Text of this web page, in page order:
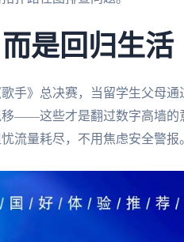
是回归生活
手》总决赛，当留学生父母
——这些才是翻过数字高墙的
流量耗尽，不用焦虑安全警报